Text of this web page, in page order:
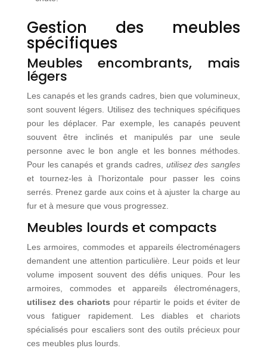
Gestion des meubles
spécifiques
Meubles encombrants, mais
légers
Les canapés et les grands cadres, bien que volumineux,
sont souvent légers. Utilisez des techniques spécifiques
pour les déplacer. Par exemple, les canapés peuvent
souvent être inclinés et manipulés par une seule
personne avec le bon angle et les bonnes méthodes.
Pour les canapés et grands cadres, utilisez des sangles
et tournez-les à l’horizontale pour passer les coins
serrés. Prenez garde aux coins et à ajuster la charge au
fur et à mesure que vous progressez.
Meubles lourds et compacts
Les armoires, commodes et appareils électroménagers
demandent une attention particulière. Leur poids et leur
volume imposent souvent des défis uniques. Pour les
armoires, commodes et appareils électroménagers,
utilisez des chariots pour répartir le poids et éviter de
vous fatiguer rapidement. Les diables et chariots
spécialisés pour escaliers sont des outils précieux pour
ces meubles plus lourds.